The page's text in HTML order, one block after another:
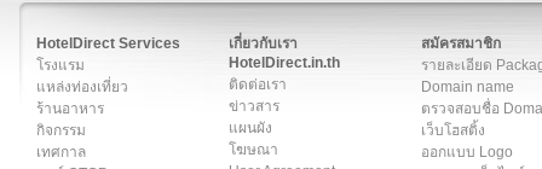
HotelDirect Services
โรงแรม
แหล่งท่องเที่ยว
ร้านอาหาร
กิจกรรม
เทศกาล
เกี่ยวกับเรา
HotelDirect.in.th
ติดต่อเรา
ข่าวสาร
แผนผัง
โฆษณา
สมัครสมาชิก
รายละเอียด
Domain name
ตรวจสอบชื่อ
เว็บโฮสติ้ง
ออกแบบ Logo